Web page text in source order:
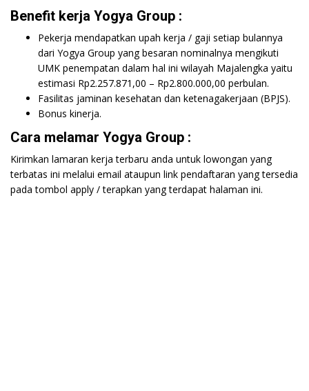
Benefit kerja Yogya Group :
Pekerja mendapatkan upah kerja / gaji setiap bulannya
dari Yogya Group yang besaran nominalnya mengikuti
UMK penempatan dalam hal ini wilayah Majalengka yaitu
estimasi Rp2.257.871,00 – Rp2.800.000,00 perbulan.
Fasilitas jaminan kesehatan dan ketenagakerjaan (BPJS).
Bonus kinerja.
Cara melamar Yogya Group :
Kirimkan lamaran kerja terbaru anda untuk lowongan yang
terbatas ini melalui email ataupun link pendaftaran yang tersedia
pada tombol apply / terapkan yang terdapat halaman ini.